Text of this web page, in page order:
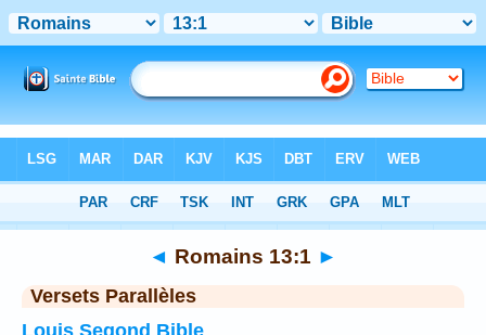
Chapitre 13 > Verset 1
◄ Romains 13:1 ►
Versets Parallèles
Louis Segond Bible